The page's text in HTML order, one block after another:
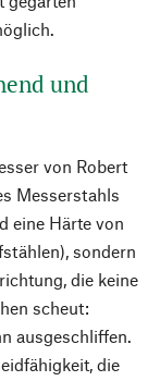
und
von Robert
Messerstahls
eine Härte von
sondern
die keine
scheut:
ausgeschliffen.
die